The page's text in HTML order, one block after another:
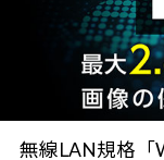
無線LAN規格「